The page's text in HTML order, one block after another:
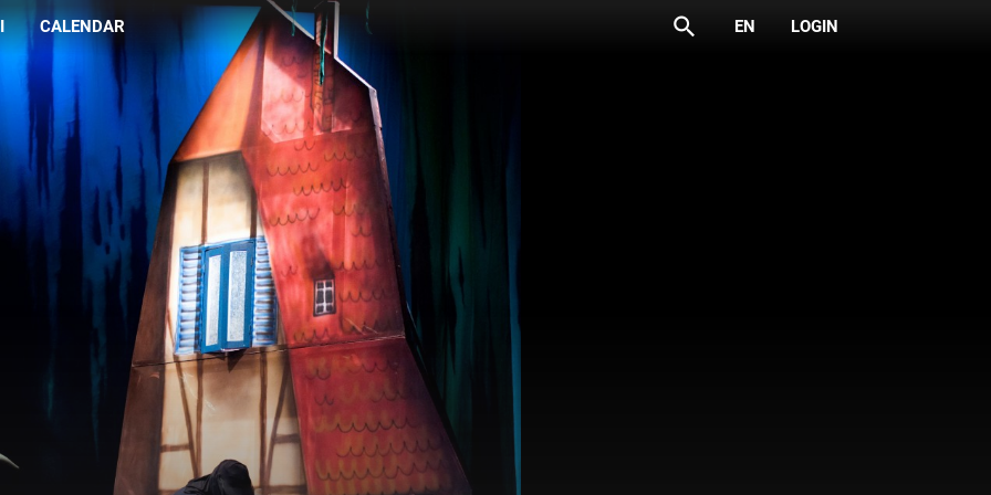
CALENDAR search EN LOGIN